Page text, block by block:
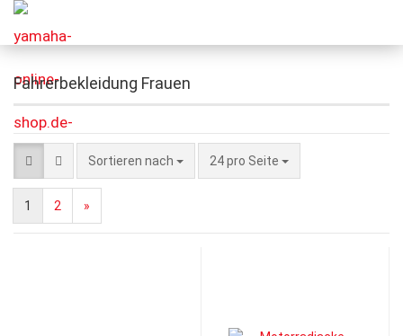
Fahrerbekleidung Frauen
Sortieren nach 24 pro Seite
1 2 »